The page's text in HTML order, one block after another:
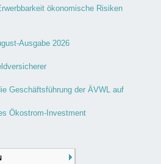
ökonomische Risiken
Ausgabe 2026
Geschäftsführung der ÄVWL auf
Ökostrom-Investment